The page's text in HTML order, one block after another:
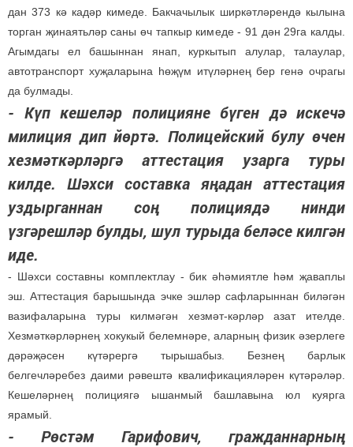
дан 373 кә кадәр кимеде. Бакчачылык ширкәтләрендә кылына
торган җинаятьләр саны өч тапкыр кимеде - 91 дән 29га калды.
Агымдагы ел башыннан янап, куркытып алулар, талаулар,
автотранспорт хуҗаларына һөҗүм итүләрнең бер генә очрагы
да булмады.
- Күп кешеләр полицияне бүген дә искечә
милиция дип йөртә. Полицейский булу өчен
хезмәткәрләргә аттестация узарга туры
килде. Шәхси составка яңадан аттестация
уздырганнан соң полициядә нинди
үзгәрешләр булды, шул турыда беләсе килгән
иде.
- Шәхси составны комплектлау - бик әһәмиятле һәм җаваплы
эш. Аттестация барышында эчке эшләр сафларыннан биләгән
вазифаларына туры килмәгән хезмәт-кәрләр азат ителде.
Хезмәткәрләрнең хокукый белемнәре, аларның физик әзерлеге
дәрәҗәсен күтәрергә тырышабыз. Безнең барлык
белгечләребез даими рәвештә квалификацияләрен күтәрәләр.
Кешеләрнең полициягә ышанмый башлавына юл куярга
ярамый.
- Рөстәм Гарифович, гражданнарның